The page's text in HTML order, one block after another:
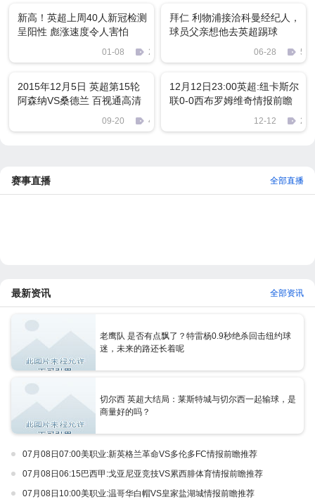
新高！英超上周40人新冠检测
呈阳性 彪涨速度令人害怕
01-08 2242
拜仁 利物浦接洽科曼经纪人，
球员父亲想他去英超踢球
06-28 586
2015年12月5日 英超第15轮
阿森纳VS桑德兰 百视通高清
09-20 443
12月12日23:00英超:纽卡斯尔
联0-0西布罗姆维奇情报前瞻
12-12
赛事直播 全部直播
最新资讯 全部资讯
老鹰队 是否有点飘了？特雷杨0.9秒绝杀回击纽约球
迷，未来的路还长着呢
切尔西 英超大结局：莱斯特城与切尔西一起输球，是
商量好的吗？
07月08日07:00美职业:新英格兰革命VS多伦多FC情报前瞻推荐
07月08日06:15巴西甲:戈亚尼亚竞技VS累西腓体育情报前瞻推荐
07月08日10:00美职业:温哥华白帽VS皇家盐湖城情报前瞻推荐